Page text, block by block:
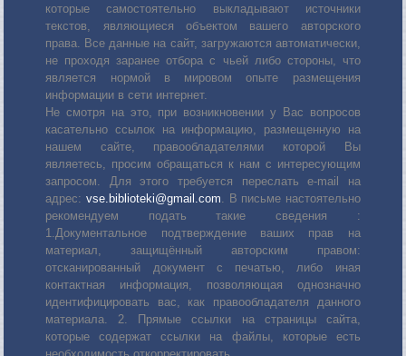
которые самостоятельно выкладывают источники
текстов, являющиеся объектом вашего авторского
права. Все данные на сайт, загружаются автоматически,
не проходя заранее отбора с чьей либо стороны, что
является нормой в мировом опыте размещения
информации в сети интернет.
Не смотря на это, при возникновении у Вас вопросов
касательно ссылок на информацию, размещенную на
нашем сайте, правообладателями которой Вы
являетесь, просим обращаться к нам с интересующим
запросом. Для этого требуется переслать е-mail на
адрес: vse.biblioteki@gmail.com. В письме настоятельно
рекомендуем подать такие сведения :
1.Документальное подтверждение ваших прав на
материал, защищённый авторским правом:
отсканированный документ с печатью, либо иная
контактная информация, позволяющая однозначно
идентифицировать вас, как правообладателя данного
материала. 2. Прямые ссылки на страницы сайта,
которые содержат ссылки на файлы, которые есть